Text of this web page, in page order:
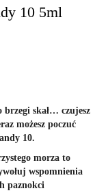
10 5ml
brzegi skał… czujesz
możesz poczuć
10.
morza to
wspomnienia
paznokci